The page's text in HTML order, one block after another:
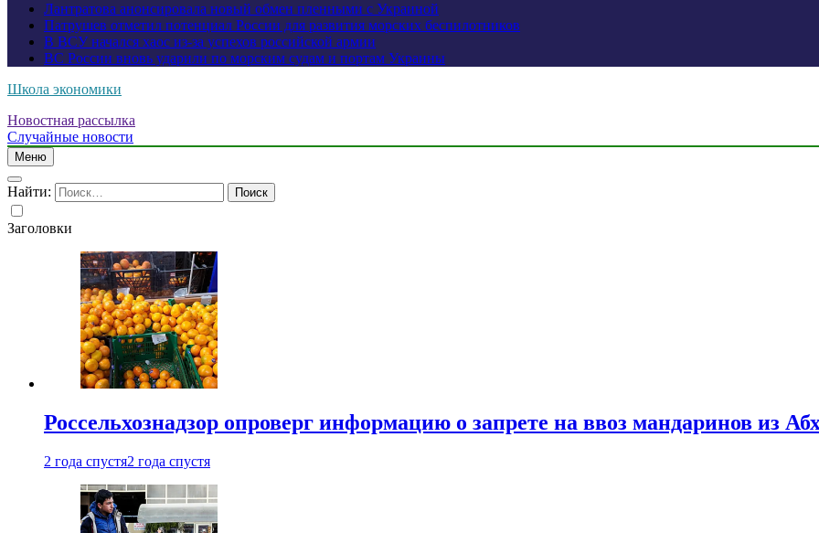
Лантратова анонсировала новый обмен пленными с Украиной
Патрушев отметил потенциал России для развития морских беспилотников
В ВСУ начался хаос из-за успехов российской армии
ВС России вновь ударили по морским судам и портам Украины
Школа экономики
Новостная рассылка
Случайные новости
Меню
Найти:
Заголовки
Россельхознадзор опроверг информацию о запрете на ввоз мандаринов из
2 года спустя2 года спустя